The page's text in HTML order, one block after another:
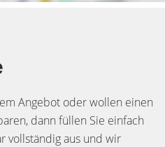
Angebot oder wollen einen
dann füllen Sie einfach
vollständig aus und wir